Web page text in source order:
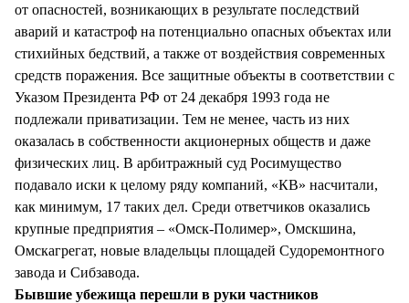
от опасностей, возникающих в результате последствий
аварий и катастроф на потенциально опасных объектах или
стихийных бедствий, а также от воздействия современных
средств поражения. Все защитные объекты в соответствии с
Указом Президента РФ от 24 декабря 1993 года не
подлежали приватизации. Тем не менее, часть из них
оказалась в собственности акционерных обществ и даже
физических лиц. В арбитражный суд Росимущество
подавало иски к целому ряду компаний, «КВ» насчитали,
как минимум, 17 таких дел. Среди ответчиков оказались
крупные предприятия – «Омск-Полимер», Омскшина,
Омскагрегат, новые владельцы площадей Судоремонтного
завода и Сибзавода.
Бывшие убежища перешли в руки частников